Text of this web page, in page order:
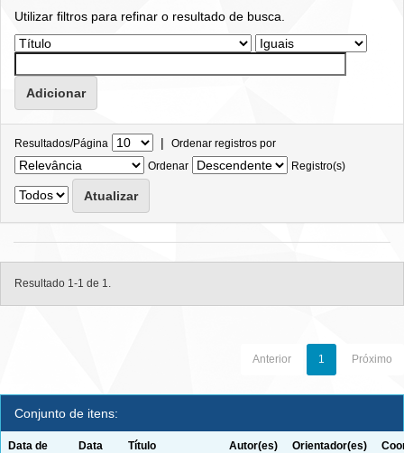
Utilizar filtros para refinar o resultado de busca.
Resultados/Página | Ordenar registros por
Ordenar
Registro(s)
Resultado 1-1 de 1.
Anterior 1 Próximo
Conjunto de itens:
Data de
Data
Título Autor(es) Orientador(es)